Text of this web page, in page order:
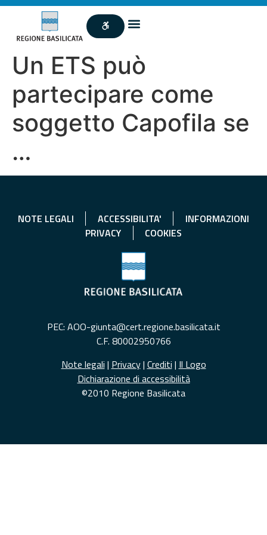
Un ETS può
partecipare come
soggetto Capofila se
…
NOTE LEGALI ACCESSIBILITA'
INFORMAZIONI
PRIVACY
COOKIES
PEC: AOO-giunta@cert.regione.basilicata.it
C.F. 80002950766
Note legali | Privacy| Crediti | Il Logo
Dichiarazione di accessibilità
©2010 Regione Basilicata